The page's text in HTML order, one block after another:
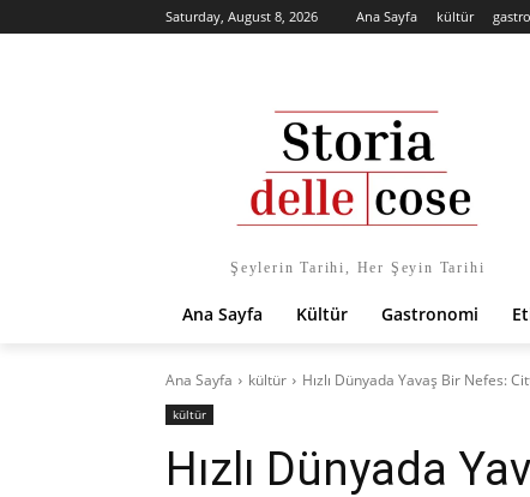
Saturday, August 8, 2026 Ana Sayfa kültür
Şeylerin Tarihi, Her Şeyin Tarihi
Ana Sayfa Kültür Gastronomi
Ana Sayfa kültür Hızlı Dünyada Yavaş Bir Nefes:
kültür
Hızlı Dünyada